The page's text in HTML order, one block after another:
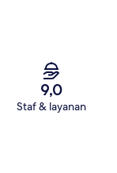
9,0
Staf & layanan